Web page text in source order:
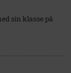
sin klasse på